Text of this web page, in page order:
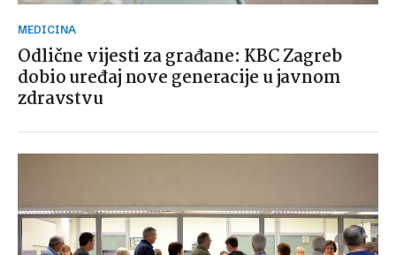
MEDICINA
Odlične vijesti za građane: KBC Zagreb
dobio uređaj nove generacije u javnom
zdravstvu